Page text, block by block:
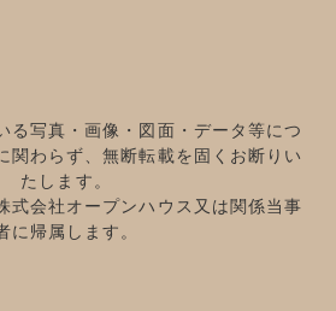
る写真・画像・図面・データ等につ
関わらず、無断転載を固くお断りい
たします。
式会社オープンハウス又は関係当事
に帰属します。